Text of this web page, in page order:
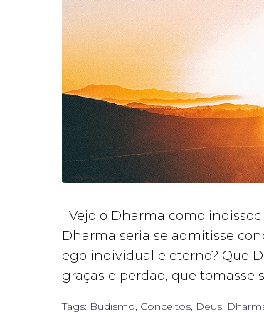
Vejo o Dharma como
Dharma seria se admitisse
ego individual e eterno? Que
graças e perdão, que tomasse
Tags: Budismo, Conceitos, Deus,